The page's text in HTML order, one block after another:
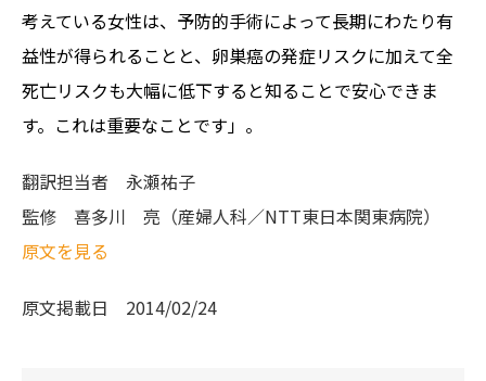
考えている女性は、予防的手術によって長期にわたり有
益性が得られることと、卵巣癌の発症リスクに加えて全
死亡リスクも大幅に低下すると知ることで安心できま
す。これは重要なことです」。
翻訳担当者 永瀬祐子
監修 喜多川 亮（産婦人科／NTT東日本関東病院）
原文を見る
原文掲載日 2014/02/24